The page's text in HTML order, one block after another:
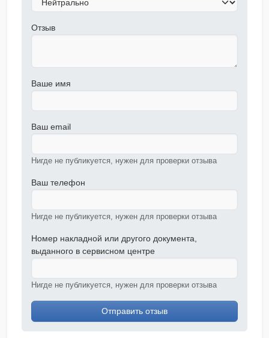
Отзыв
Ваше имя
Ваш email
Нигде не публикуется, нужен для проверки отзыва
Ваш телефон
Нигде не публикуется, нужен для проверки отзыва
Номер накладной или другого документа,
выданного в сервисном центре
Нигде не публикуется, нужен для проверки отзыва
Отправить отзыв